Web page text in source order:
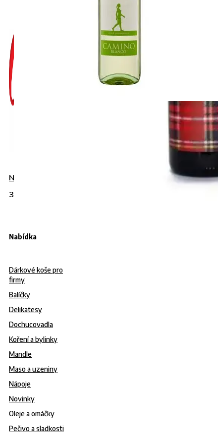
Napište nám do chatu
383
Nabídka
Dárkové koše pro
firmy
Balíčky
Delikatesy
Dochucovadla
Koření a bylinky
Mandle
Maso a uzeniny
Nápoje
Novinky
Oleje a omáčky
Pečivo a sladkosti